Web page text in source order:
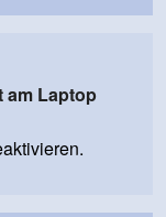
am Laptop